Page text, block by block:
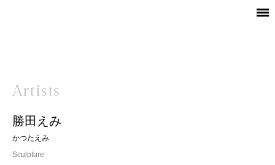
Artists
勝田えみ
かつたえみ
Sculpture